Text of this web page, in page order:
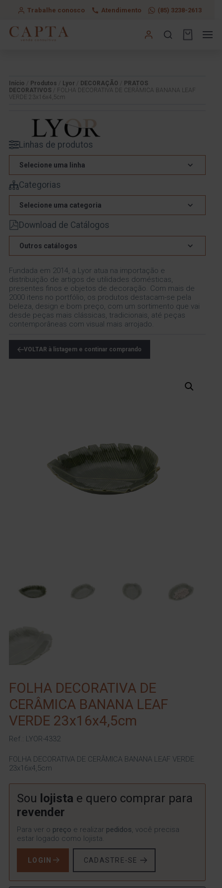
Trabalhe conosco Atendimento (85) 3238-2613
Início Produtos Lyor DECORAÇÃO
PRATOS
DECORATIVOS / FOLHA DECORATIVA DE CERÂMICA BANANA LEAF
VERDE 23x16x4,5cm
Linhas de produtos
Selecione uma linha
Categorias
Selecione uma categoria
Download de Catálogos
Outros catálogos
Fundada em 2014, a Lyor atua na importação e
distribuição de artigos de utilidades domésticas,
presentes finos e objetos de decoração. Com mais de
2000 itens no portfólio, os produtos destacam-se pela
beleza, design e bom preço, com um sortimento que vai
desde peças mais clássicas, tradicionais, até peças
contemporâneas com visual mais arrojado.
VOLTAR à listagem e continar comprando
FOLHA DECORATIVA DE
CERÂMICA BANANA LEAF
VERDE 23x16x4,5cm
Ref.: LYOR-4332
FOLHA DECORATIVA DE CERÂMICA BANANA LEAF VERDE
23x16x4,5cm
Sou lojista e quero comprar para
revender
Para ver o preço e realizar pedidos, você precisa
estar logado como lojista.
LOGIN CADASTRE-SE